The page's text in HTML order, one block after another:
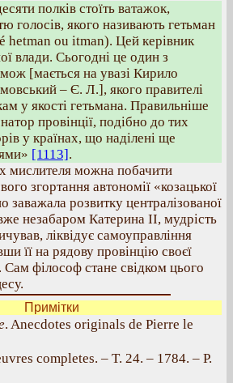
полків стоїть ватажок,
голосів, якого називають гетьман
hetman ou itman). Цей керівник
влади. Сьогодні це один з
[мається на увазі Кирило
– Є. Л.], якого правителі
у якості гетьмана. Правильніше
провінції, подібно до тих
у країнах, що наділені ще
[1113].
мислителя можна побачити
згортання автономії «козацької
заважала розвитку централізованої
незабаром Катерина ІІ, мудрість
ліквідує самоуправління
її на рядову провінцію своєї
філософ стане свідком цього
Примітки
. Anecdotes originals de Pierre le
completes. – T. 24. – 1784. – Р.